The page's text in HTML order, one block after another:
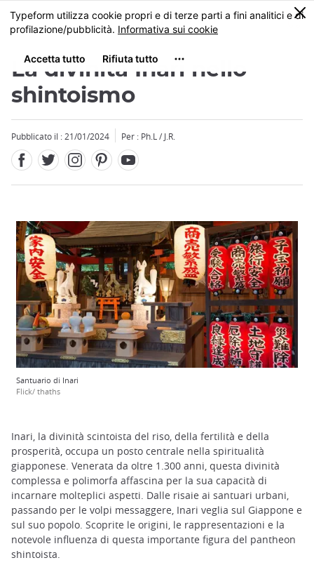
Skip
to
content
MENU
0
La divinità Inari nello
shintoismo
Pubblicato il : 21/01/2024 Per : Ph.L / J.R.
Santuario di Inari
Flick/ thaths
Inari, la divinità scintoista del riso, della fertilità e della
prosperità, occupa un posto centrale nella spiritualità
giapponese. Venerata da oltre 1.300 anni, questa divinità
complessa e polimorfa affascina per la sua capacità di
incarnare molteplici aspetti. Dalle risaie ai santuari urbani,
passando per le volpi messaggere, Inari veglia sul Giappone e
sul suo popolo. Scoprite le origini, le rappresentazioni e la
notevole influenza di questa importante figura del pantheon
shintoista.
Close